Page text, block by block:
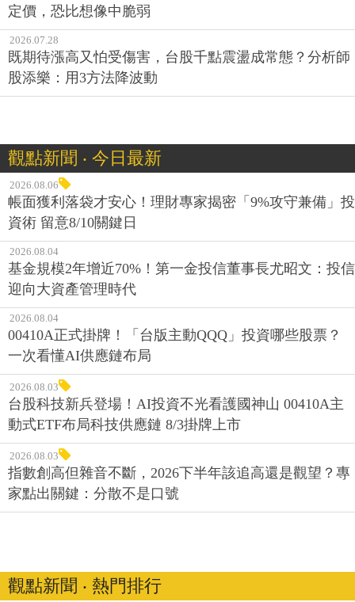
定價，恐比想像中脆弱
2026.07.28
既期待漲高又怕受傷害，台股千點震盪成常態？分析師
股添樂：用3方法降波動
觀點新聞 ‧ 今日最新
2026.08.06
帳面獲利落袋才安心！理財專家揭密「9%攻守兼備」投
資術 留意8/10關鍵日
2026.08.04
基金規模2年增近70%！第一金投信董事長尤昭文：投信
迎向大資產管理時代
2026.08.04
00410A正式掛牌！「台版主動QQQ」投資哪些股票？
一次看懂AI供應鏈布局
2026.08.03
台股科技新兵登場！AI投資不光看護國神山 00410A主
動式ETF布局科技供應鏈 8/3掛牌上市
2026.08.03
指數創高但雜音不斷，2026下半年該追高還是觀望？專
家點出關鍵：分散不是口號
觀點新聞 ‧ 熱門排行